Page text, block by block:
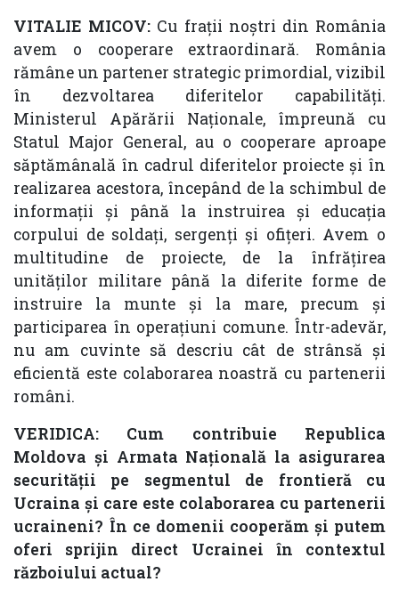
VITALIE MICOV: Cu frații noștri din România
avem o cooperare extraordinară. România
rămâne un partener strategic primordial, vizibil
în dezvoltarea diferitelor capabilități.
Ministerul Apărării Naționale, împreună cu
Statul Major General, au o cooperare aproape
săptămânală în cadrul diferitelor proiecte și în
realizarea acestora, începând de la schimbul de
informații și până la instruirea și educația
corpului de soldați, sergenți și ofițeri. Avem o
multitudine de proiecte, de la înfrățirea
unităților militare până la diferite forme de
instruire la munte și la mare, precum și
participarea în operațiuni comune. Într-adevăr,
nu am cuvinte să descriu cât de strânsă și
eficientă este colaborarea noastră cu partenerii
români.
VERIDICA:
Cum contribuie Republica
Moldova și Armata Națională la asigurarea
securității pe segmentul de frontieră cu
Ucraina și care este colaborarea cu partenerii
ucraineni? În ce domenii cooperăm și putem
oferi sprijin direct Ucrainei în contextul
războiului actual?